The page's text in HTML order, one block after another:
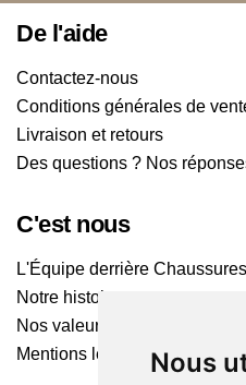
Nous
De l'aide
Contactez-nous
Conditions générales de
Livraison et retours
Des questions ? Nos
C'est nous
L'Équipe derrière
Notre histoire
Nos valeurs
Mentions légales